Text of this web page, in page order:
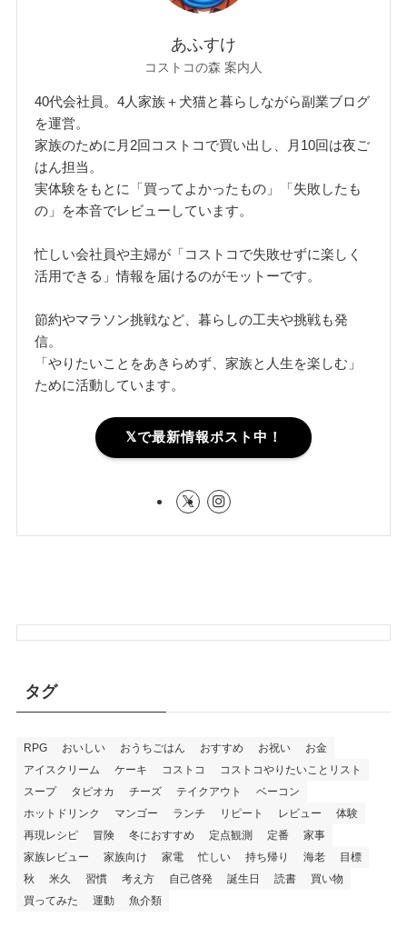
あふすけ
コストコの森 案内人
40代会社員。4人家族＋犬猫と暮らしながら副業ブログ
を運営。
家族のために月2回コストコで買い出し、月10回は夜ご
はん担当。
実体験をもとに「買ってよかったもの」「失敗したも
の」を本音でレビューしています。
忙しい会社員や主婦が「コストコで失敗せずに楽しく
活用できる」情報を届けるのがモットーです。
節約やマラソン挑戦など、暮らしの工夫や挑戦も発
信。
「やりたいことをあきらめず、家族と人生を楽しむ」
ために活動しています。
𝕏で最新情報ポスト中！
タグ
RPG おいしい おうちごはん おすすめ お祝い
お金
アイスクリーム
ケーキ コストコ
コストコやりたいことリスト
スープ
タピオカ チーズ テイクアウト
ベーコン
ホットドリンク
マンゴー ランチ リピート レビュー
体験
再現レシピ
冒険 冬におすすめ 定点観測 定番
家事
家族レビュー
家族向け 家電 忙しい 持ち帰り 海老
目標
秋
米久 習慣 考え方 自己啓発 誕生日 読書
買い物
買ってみた
運動 魚介類